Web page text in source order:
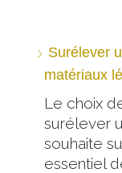
Surélever
matériaux
Le choix
surélever
souhaite
essentiel